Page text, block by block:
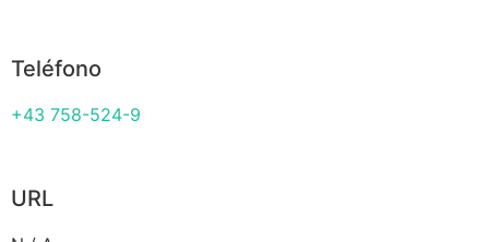
Teléfono
+43 758-524-9
URL